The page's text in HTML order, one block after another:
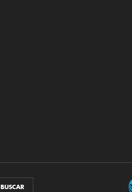
BUSCAR